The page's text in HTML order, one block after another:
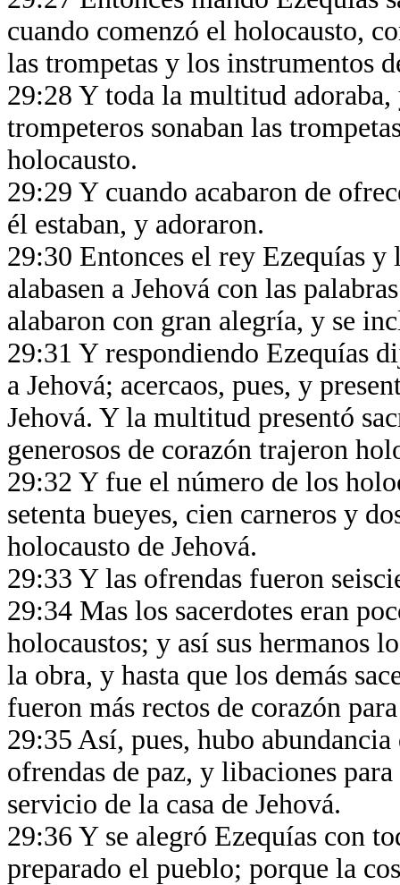
cuando comenzó el holocausto,
las trompetas y los instrumentos
29:28 Y toda la multitud
trompeteros sonaban las
holocausto.
29:29 Y cuando acabaron de
él estaban, y adoraron.
29:30 Entonces el rey Ezequías
alabasen a Jehová con las
alabaron con gran alegría, y se
29:31 Y respondiendo Ezequías
a Jehová; acercaos, pues, y
Jehová. Y la multitud presentó
generosos de corazón trajeron
29:32 Y fue el número de los
setenta bueyes, cien carneros y
holocausto de Jehová.
29:33 Y las ofrendas fueron
29:34 Mas los sacerdotes eran
holocaustos; y así sus hermanos
la obra, y hasta que los demás
fueron más rectos de corazón
29:35 Así, pues, hubo
ofrendas de paz, y libaciones
servicio de la casa de Jehová.
29:36 Y se alegró Ezequías con
preparado el pueblo; porque la